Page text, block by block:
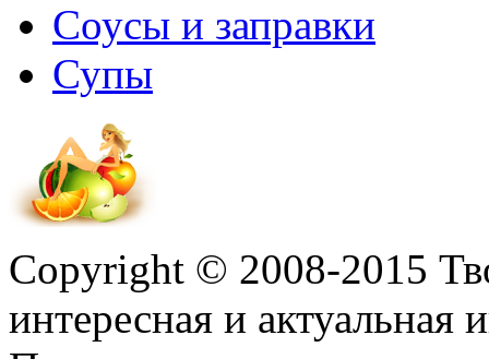
Соусы и заправки
Супы
Copyright © 2008-2015
интересная и